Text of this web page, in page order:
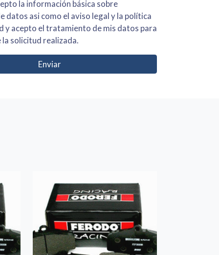
sobre
legal y la política
solicitud realizada.
Enviar